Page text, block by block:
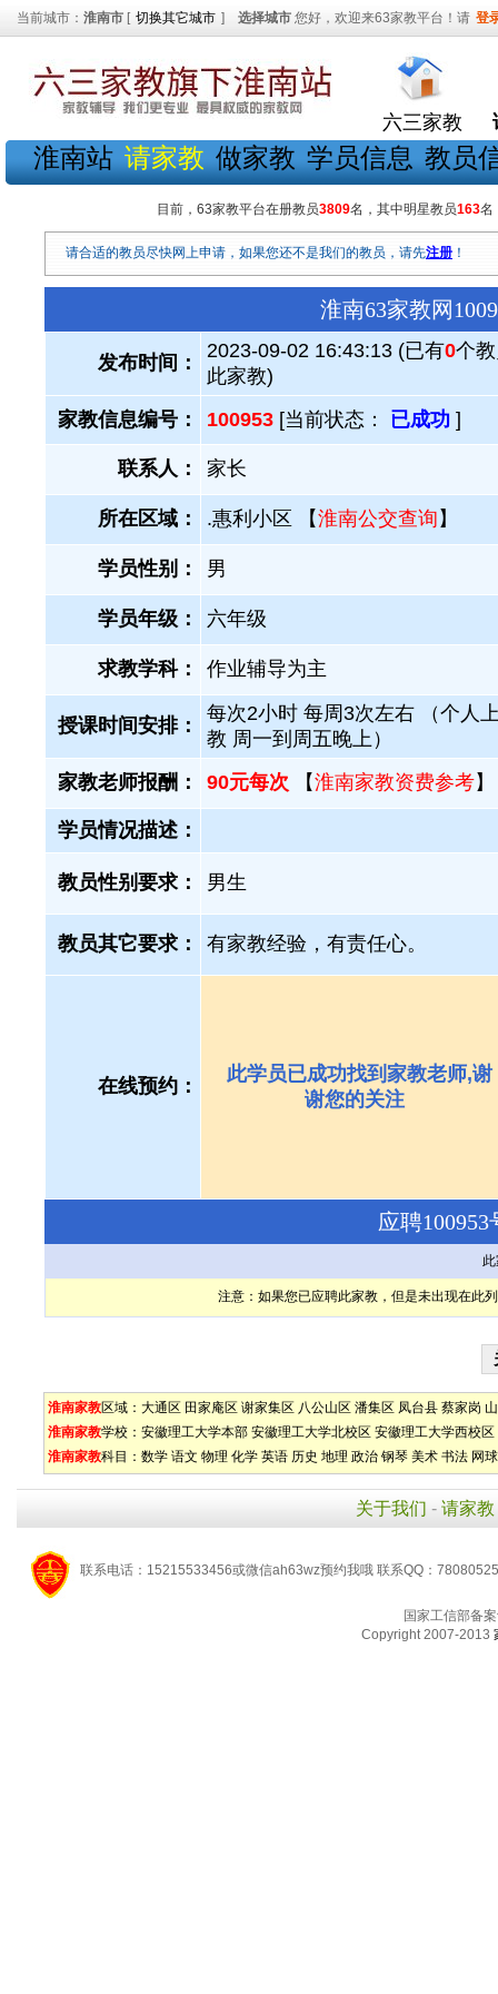
当前城市： 淮南市 [ 切换其它城市 ] 选择城市 您好，欢迎来63家教平台！请 登
六三家教
淮南站 请家教 做家教 学员信息 教员
目前，63家教平台在册教员3809名，其中明星教员163名
请合适的教员尽快网上申请，如果您还不是我们的教员，请先注册 ！
淮南63家教网
发布时间：
2023-09-02 16:43:13 (已有0个
此家教)
家教信息编号：
100953 [当前状态： 已成功 ]
联系人： 家长
所在区域： .惠利小区 【淮南公交查询 】
学员性别： 男
学员年级： 六年级
求教学科： 作业辅导为主
授课时间安排：
每次2小时 每周3次左右 （个人
教 周一到周五晚上）
家教老师报酬：
90元每次 【淮南家教资费参考】
学员情况描述：
教员性别要求： 男生
教员其它要求： 有家教经验，有责任心。
在线预约：
此学员已成功找到家教老师,谢
谢您的关注
应聘
注意：如果您已应聘此家教，但是未出现在此
淮南家教区域： 大通区 田家庵区 谢家集区 八公山区 潘集区 凤台县 蔡家岗
淮南家教学校： 安徽理工大学本部 安徽理工大学北校区 安徽理工大学西校区
淮南家教科目： 数学 语文 物理 化学 英语 历史 地理 政治 钢琴 美术 书法 网球
关于我们 - 请家教
联系电话：15215533456或微信ah63wz预约我哦 联系QQ：
国家工信部备
Copyright 2007-2013